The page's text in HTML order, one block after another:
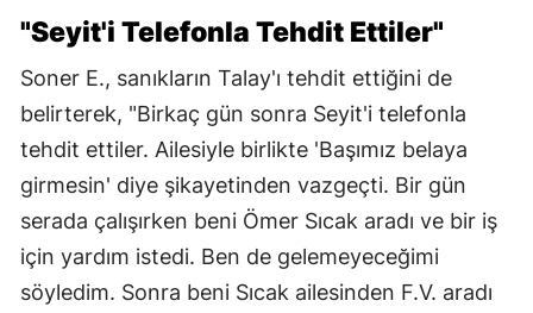
"Seyit'i Telefonla Tehdit Ettiler"
Soner E., sanıkların Talay'ı tehdit ettiğini de
belirterek, "Birkaç gün sonra Seyit'i telefonla
tehdit ettiler. Ailesiyle birlikte 'Başımız belaya
girmesin' diye şikayetinden vazgeçti. Bir gün
serada çalışırken beni Ömer Sıcak aradı ve bir iş
için yardım istedi. Ben de gelemeyeceğimi
söyledim. Sonra beni Sıcak ailesinden F.V. aradı